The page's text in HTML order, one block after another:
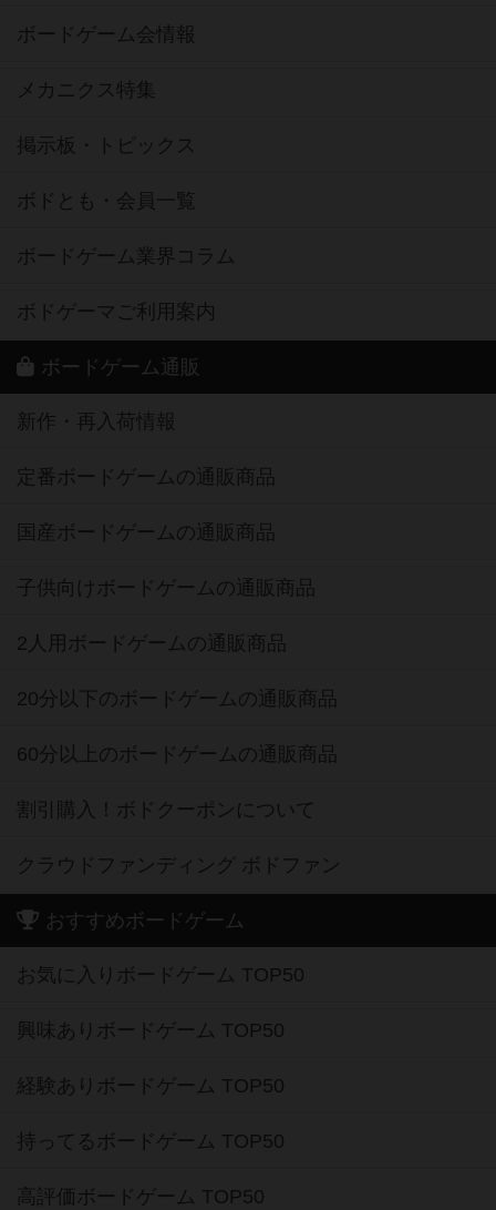
ボードゲーム会情報
メカニクス特集
掲示板・トピックス
ボドとも・会員一覧
ボードゲーム業界コラム
ボドゲーマご利用案内
ボードゲーム通販
新作・再入荷情報
定番ボードゲームの通販商品
国産ボードゲームの通販商品
子供向けボードゲームの通販商品
2人用ボードゲームの通販商品
20分以下のボードゲームの通販商品
60分以上のボードゲームの通販商品
割引購入！ボドクーポンについて
クラウドファンディング ボドファン
おすすめボードゲーム
お気に入りボードゲーム TOP50
興味ありボードゲーム TOP50
経験ありボードゲーム TOP50
持ってるボードゲーム TOP50
高評価ボードゲーム TOP50